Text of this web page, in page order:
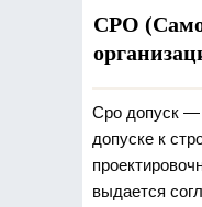
СРО
Сро допуск —
допуске к
выдается